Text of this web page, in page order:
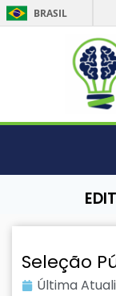
BRASIL
Seleção
Última